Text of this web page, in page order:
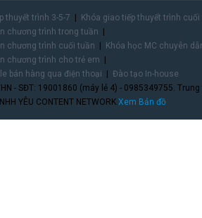
thuyết trình 3-5-7
Khóa giao tiếp thuyết trình
chương trình trong tuần
chương trình cuối tuần
Khóa học MC chuyên
chương trình cho trẻ em
bán hàng qua điện thoại
Đào tạo In-house
- SĐT: 19001860 (máy lẻ 4) - 0985349755.
YÊU CONTENT NETWORK.Xem Bản đồ